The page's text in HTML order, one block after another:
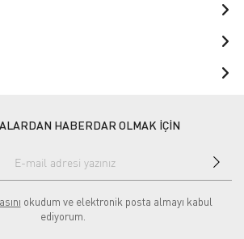
HABERDAR OLMAK İÇİN
okudum ve elektronik posta almayı kabul
ediyorum.